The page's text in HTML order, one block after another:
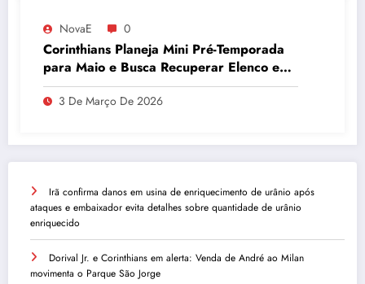
NovaE 0
Corinthians Planeja Mini Pré-Temporada
para Maio e Busca Recuperar Elenco e
Desempenho
3 De Março De 2026
Irã confirma danos em usina de enriquecimento de urânio após
ataques e embaixador evita detalhes sobre quantidade de urânio
enriquecido
Dorival Jr. e Corinthians em alerta: Venda de André ao Milan
movimenta o Parque São Jorge